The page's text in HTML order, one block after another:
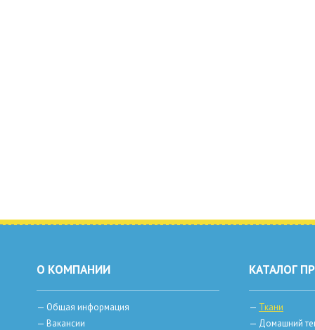
О КОМПАНИИ
— Общая информация
— Вакансии
КАТАЛОГ
— Ткани
— Домашний